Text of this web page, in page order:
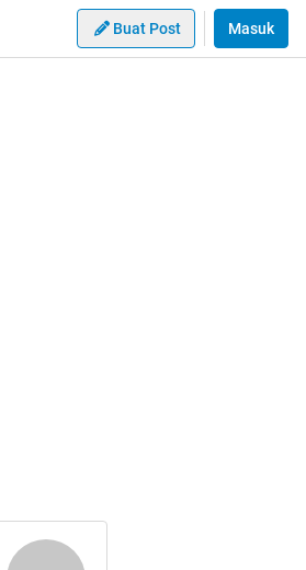
Buat Post Masuk